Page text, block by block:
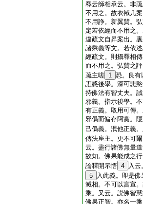
釋云師相承云。非
不用之。故衣裓几
不用諍。新翼賛。
定若依經而不用之
違疏文自昇案出。
諸乘義等文。若依
經疏文。則攝釋相
而不用之。弘賛之
疏主嗟 1 恐。良有
誑惑後學。深可悲
持佛法有智丈夫。
邪義。指示後學。
有正義。取用可傳
邪僞而偏存阿黨。
己僞義。泯他正義
傳法座主。更不可
云。盡行諸佛無量
故知。佛果能成之
論釋開示悟 4
入
5
入此義。即是
滅相。不可以言宣
乘。又云。説佛智
佛果正智。亦名一